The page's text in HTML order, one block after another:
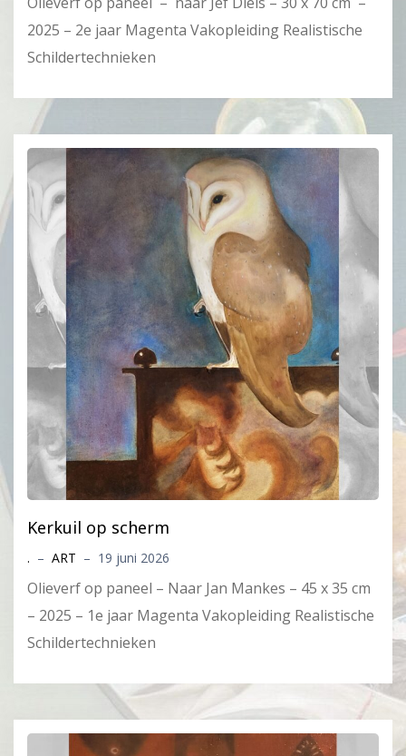
2025 – 2e jaar Magenta Vakopleiding Realistische
Schildertechnieken
Kerkuil op scherm
. – ART – 19 juni 2026
Olieverf op paneel – Naar Jan Mankes – 45 x 35 cm
– 2025 – 1e jaar Magenta Vakopleiding Realistische
Schildertechnieken